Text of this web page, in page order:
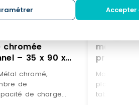
chromée
– 35 x 90 x
kg 14_0001534
chromé,
de
de charge
137 cm –
– métal
Matériau(x)